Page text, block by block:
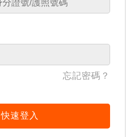
忘記密碼？
快速登入